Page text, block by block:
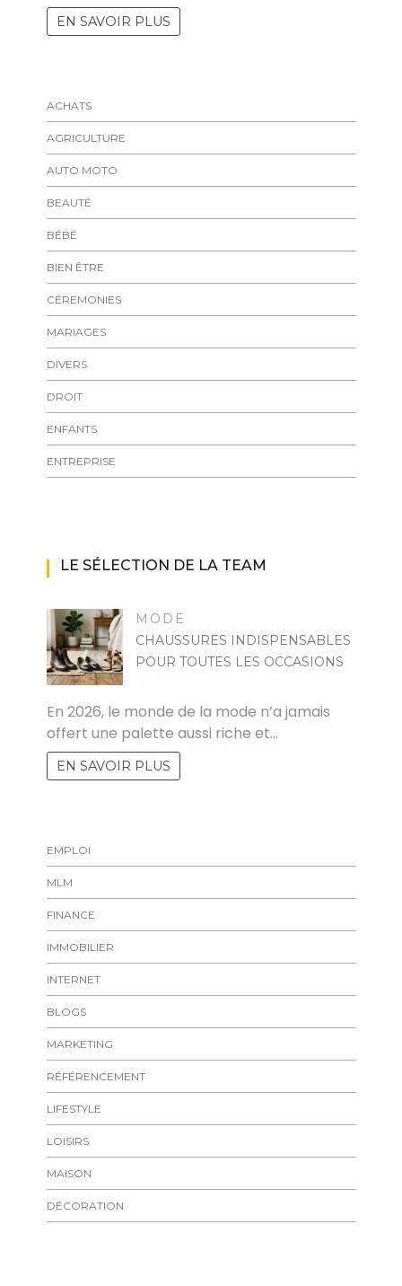
EN SAVOIR PLUS
ACHATS
AGRICULTURE
AUTO MOTO
BEAUTÉ
BÉBÉ
BIEN ÊTRE
CÉREMONIES
MARIAGES
DIVERS
DROIT
ENFANTS
ENTREPRISE
LE SÉLECTION DE LA TEAM
MODE
CHAUSSURES INDISPENSABLES
POUR TOUTES LES OCCASIONS
En 2026, le monde de la mode n’a jamais
offert une palette aussi riche et…
EN SAVOIR PLUS
EMPLOI
MLM
FINANCE
IMMOBILIER
INTERNET
BLOGS
MARKETING
RÉFÉRENCEMENT
LIFESTYLE
LOISIRS
MAISON
DÉCORATION